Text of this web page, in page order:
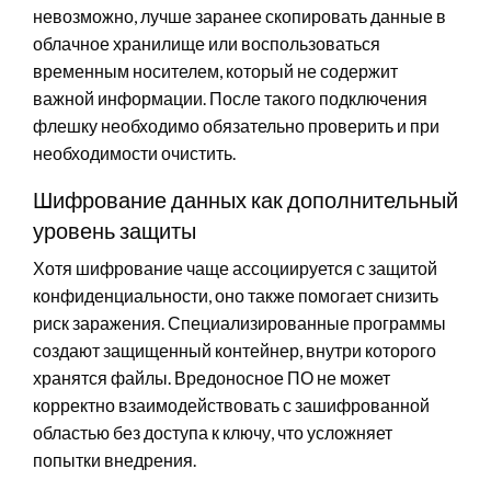
невозможно, лучше заранее скопировать данные в
облачное хранилище или воспользоваться
временным носителем, который не содержит
важной информации. После такого подключения
флешку необходимо обязательно проверить и при
необходимости очистить.
Шифрование данных как дополнительный
уровень защиты
Хотя шифрование чаще ассоциируется с защитой
конфиденциальности, оно также помогает снизить
риск заражения. Специализированные программы
создают защищенный контейнер, внутри которого
хранятся файлы. Вредоносное ПО не может
корректно взаимодействовать с зашифрованной
областью без доступа к ключу, что усложняет
попытки внедрения.